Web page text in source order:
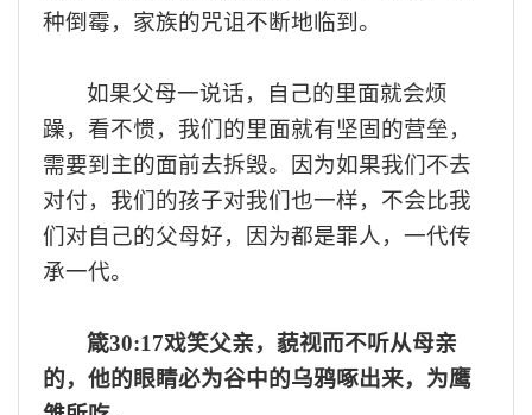
种倒霉，家族的咒诅 不断地临到。
如果父母一说话， 自己的里面就会烦
躁，看不惯，我们的里面就有坚固的营垒，
需要到主的面前去拆毁。 因为如果我们不去
对付， 我们的孩子对我们也一样， 不会比我
们对自己的父母好，因为都是罪人 ， 一代传
承一代。
箴30:17戏笑父亲，藐视而不听从母亲
的，他的眼睛必为谷中的乌鸦啄出来，为鹰